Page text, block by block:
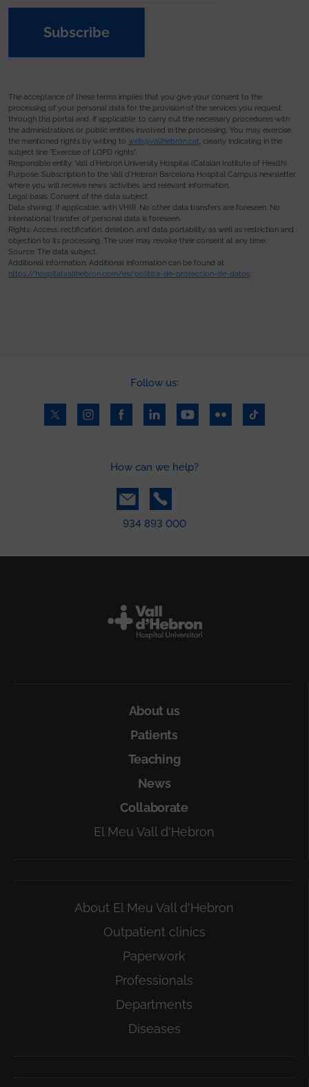
Subscribe
The acceptance of these terms implies that you give your consent to the
processing of your personal data for the provision of the services you request
through this portal and, if applicable, to carry out the necessary procedures with
the administrations or public entities involved in the processing. You may exercise
the mentioned rights by writing to web@vallhebron.cat, clearly indicating in the
subject line “Exercise of LOPD rights”.
Responsible entity: Vall d’Hebron University Hospital (Catalan Institute of Health).
Purpose: Subscription to the Vall d’Hebron Barcelona Hospital Campus newsletter,
where you will receive news, activities, and relevant information.
Legal basis: Consent of the data subject.
Data sharing: If applicable, with VHIR. No other data transfers are foreseen. No
international transfer of personal data is foreseen.
Rights: Access, rectification, deletion, and data portability, as well as restriction and
objection to its processing. The user may revoke their consent at any time.
Source: The data subject.
Additional information: Additional information can be found at
https://hospital.vallhebron.com/es/politica-de-proteccion-de-datos
Follow us:
How can we help?
934 893 000
About us
Patients
Teaching
News
Collaborate
El Meu Vall d'Hebron
About El Meu Vall d'Hebron
Outpatient clinics
Paperwork
Professionals
Departments
Diseases